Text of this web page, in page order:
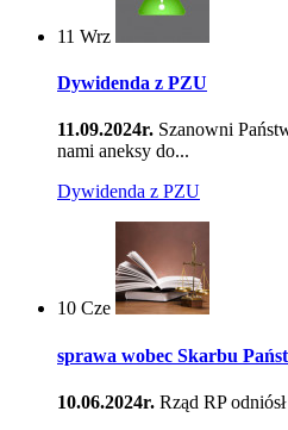
11 Wrz
Dywidenda z PZU
11.09.2024r. Szanowni
nami aneksy do...
Dywidenda z PZU
10 Cze
sprawa wobec Skarbu
10.06.2024r. Rząd RP